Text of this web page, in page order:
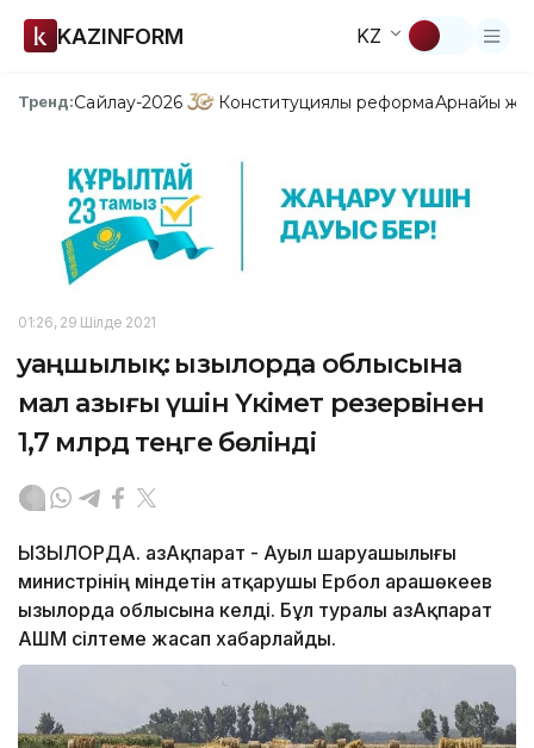
KAZINFORM KZ
Тренд:Сайлау-2026 Конституциялық реформаАрнайы
01:26, 29 Шілде 2021
Қуаңшылық: Қызылорда облысына
мал азығы үшін Үкімет резервінен
1,7 млрд теңге бөлінді
ҚЫЗЫЛОРДА. ҚазАқпарат - Ауыл шаруашылығы
министрінің міндетін атқарушы Ербол Қарашөкеев
Қызылорда облысына келді. Бұл туралы ҚазАқпарат
АШМ сілтеме жасап хабарлайды.